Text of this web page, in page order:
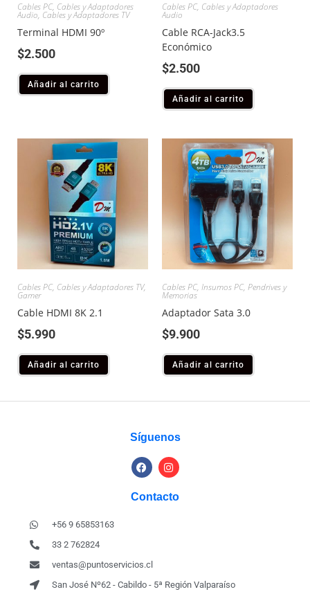
Cables PC, Cables y Adaptadores
Audio, Cables y Adaptadores TV
Terminal HDMI 90º
$2.500
Añadir al carrito
Cables PC, Cables y Adaptadores
Audio
Cable RCA-Jack3.5
Económico
$2.500
Añadir al carrito
Cables PC, Cables y Adaptadores TV,
Gamer
Cable HDMI 8K 2.1
$5.990
Añadir al carrito
Cables PC, Insumos PC, Pendrives y
Memorias
Adaptador Sata 3.0
$9.900
Añadir al carrito
Síguenos
Contacto
+56 9 65853163
33 2 762824
ventas@puntoservicios.cl
San José Nº62 - Cabildo - 5ª Región Valparaíso